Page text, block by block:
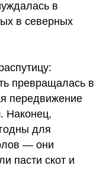
в
в северных
превращалась в
передвижение
Наконец,
для
— они
пасти скот и